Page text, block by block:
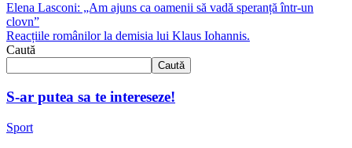
Elena Lasconi: „Am ajuns ca oamenii să vadă speranță într-un
clovn”
Reacțiile românilor la demisia lui Klaus Iohannis.
Caută
Caută
S-ar putea sa te intereseze!
Sport